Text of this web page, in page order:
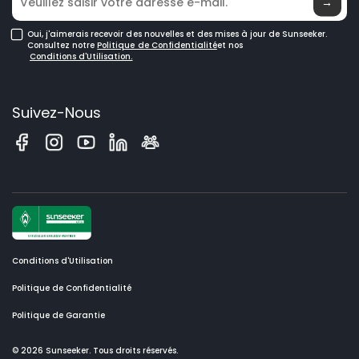
Tondeuses Robotisées pour Grandes Pelouses
Oui, j'aimerais recevoir des nouvelles et des mises à jour de Sunseeker.
Consultez notre Politique de Confidentialitéet nos
Conditions d'Utilisation.
Suivez-Nous
Conditions d'Utilisation
Politique de Confidentialité
Politique de Garantie
© 2026 Sunseeker. Tous droits réservés.